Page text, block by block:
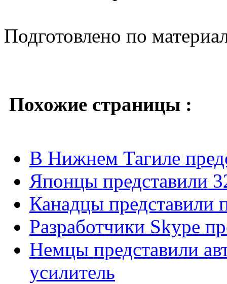
Подготовлено по
Похожие страницы :
В Нижнем Тагиле
Японцы представили
Канадцы представили
Разработчики Skype
Немцы представили
усилитель